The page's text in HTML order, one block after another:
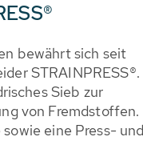
bewährt sich seit
STRAINPRESS®.
Sieb zur
von Fremdstoffen.
eine Press- und